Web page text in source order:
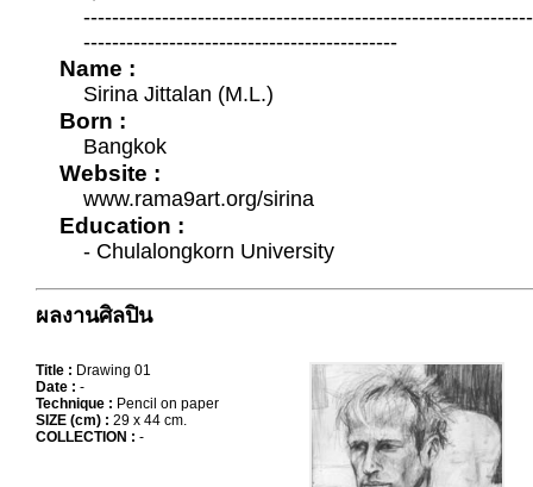
--------------------------------------------
Name :
Sirina Jittalan (M.L.)
Born :
Bangkok
Website :
www.rama9art.org/sirina
Education :
- Chulalongkorn University
ผลงานศิลปิน
Title : Drawing 01
Date : -
Technique : Pencil on paper
SIZE (cm) : 29 x 44 cm.
COLLECTION : -